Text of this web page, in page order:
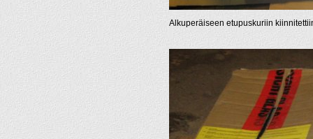
Alkuperäiseen etupuskuriin